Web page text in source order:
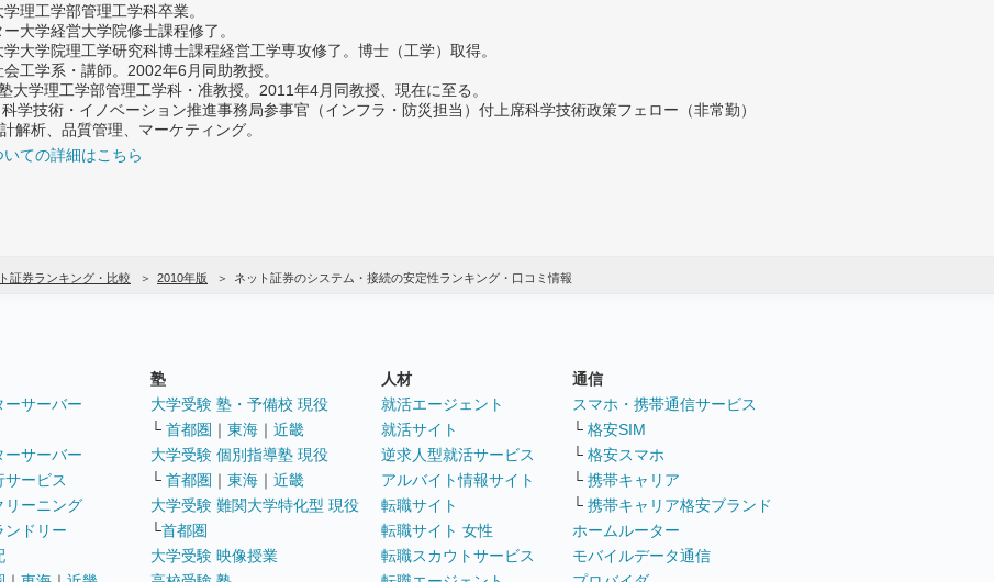
理工学部管理工学科卒業。
大学経営大学院修士課程修了。
大学院理工学研究科博士課程経営工学専攻修了。博士（工学）取得。
工学系・講師。2002年6月同助教授。
大学理工学部管理工学科・准教授。2011年4月同教授、現在に至る。
学技術・イノベーション推進事務局参事官（インフラ・防災担当）付上席科学技術政策フェロー（非常勤）
解析、品質管理、マーケティング。
ての詳細はこちら
証券ランキング・比較 2010年版 ネット証券のシステム・接続の安定性ランキング・口コミ情報
ーサーバー
ーサーバー
サービス
リーニング
ンドリー
塾
大学受験 塾・予備校 現役
└ 首都圏 ｜ 東海 ｜ 近畿
大学受験 個別指導塾 現役
└ 首都圏 ｜ 東海 ｜ 近畿
大学受験 難関大学特化型 現役
└首都圏
大学受験 映像授業
人材
就活エージェント
就活サイト
逆求人型就活サービス
アルバイト情報サイト
転職サイト
転職サイト 女性
転職スカウトサービス
通信
スマホ・携帯通信サービス
└ 格安SIM
└ 格安スマホ
└ 携帯キャリア
└ 携帯キャリア格安ブランド
ホームルーター
モバイルデータ通信